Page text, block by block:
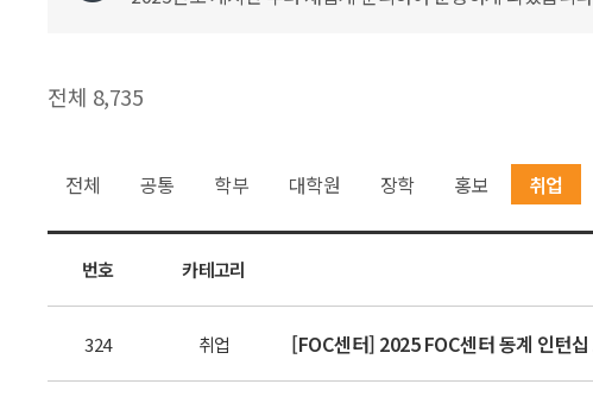
전체 8,735
전체 공통 학부 대학원 장학 홍보 취업
번호 카테고리
324 취업 [FOC센터] 2025 FOC센터 동계 인턴십